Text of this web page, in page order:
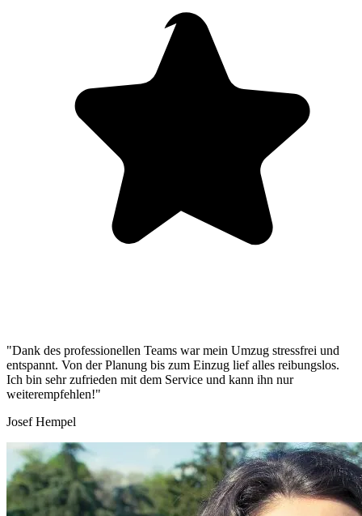
"Dank des professionellen Teams war mein Umzug stressfrei und
entspannt. Von der Planung bis zum Einzug lief alles reibungslos.
Ich bin sehr zufrieden mit dem Service und kann ihn nur
weiterempfehlen!"
Josef Hempel